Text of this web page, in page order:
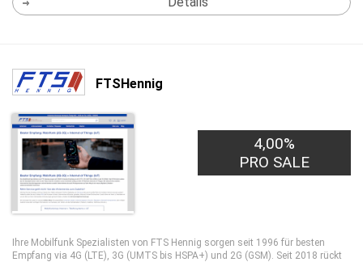
FTSHennig
4,00%
PRO SALE
Ihre Mobilfunk Spezialisten von FTS Hennig sorgen seit 1996 für besten
Empfang via 4G (LTE), 3G (UMTS bis HSPA+) und 2G (GSM). Seit 2018 rückt